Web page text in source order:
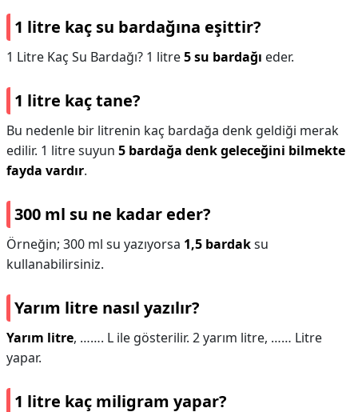
1 litre kaç su bardağına eşittir?
1 Litre Kaç Su Bardağı? 1 litre5 su bardağı eder.
1 litre kaç tane?
Bu nedenle bir litrenin kaç bardağa denk geldiği merak
edilir. 1 litre suyun 5 bardağa denk geleceğini bilmekte
fayda vardır.
300 ml su ne kadar eder?
Örneğin; 300 ml su yazıyorsa 1,5 bardaksu
kullanabilirsiniz.
Yarım litre nasıl yazılır?
Yarım litre, ……. L ile gösterilir. 2 yarım litre, …… Litre
yapar.
1 litre kaç miligram yapar?